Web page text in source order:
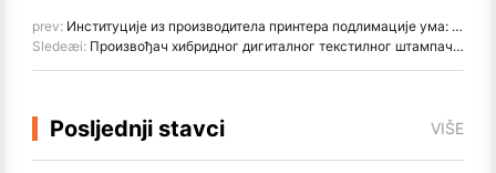
prev: Институције из производитела принтера подлимације ума: подлимација против отпечатка экрана
Sledeæi: Произвођач хибридног дигиталног текстилног штампача-ХПРТ
Posljednji stavci VIŠE